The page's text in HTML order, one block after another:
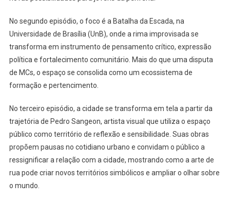
No segundo episódio, o foco é a Batalha da Escada, na
Universidade de Brasília (UnB), onde a rima improvisada se
transforma em instrumento de pensamento crítico, expressão
política e fortalecimento comunitário. Mais do que uma disputa
de MCs, o espaço se consolida como um ecossistema de
formação e pertencimento.
No terceiro episódio, a cidade se transforma em tela a partir da
trajetória de Pedro Sangeon, artista visual que utiliza o espaço
público como território de reflexão e sensibilidade. Suas obras
propõem pausas no cotidiano urbano e convidam o público a
ressignificar a relação com a cidade, mostrando como a arte de
rua pode criar novos territórios simbólicos e ampliar o olhar sobre
o mundo.